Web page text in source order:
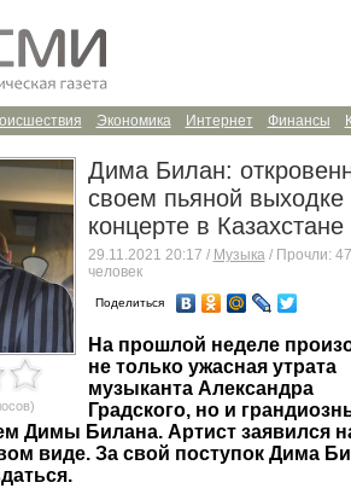
Финансы
Интернет
Экономика
Дима Билан:
своем пьяной выходке
концерте в Казахстане
29.11.2021 20:17 / Музыка/ Прочли:
человек
Поделиться
На прошлой неделе
не только ужасная утрата
музыканта Александра
Градского, но и
Димы Билана. Артист заявился
виде. За свой поступок Дима